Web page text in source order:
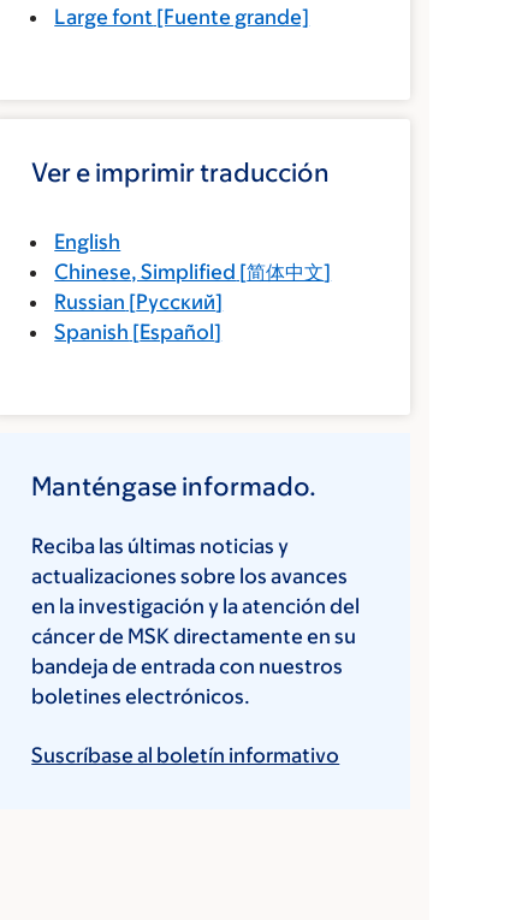
Large font [Fuente grande]
Ver e imprimir traducción
English
Chinese, Simplified [简体中文]
Russian [Русский]
Spanish [Español]
Manténgase informado.
Reciba las últimas noticias y
actualizaciones sobre los avances
en la investigación y la atención del
cáncer de MSK directamente en su
bandeja de entrada con nuestros
boletines electrónicos.
Suscríbase al boletín informativo